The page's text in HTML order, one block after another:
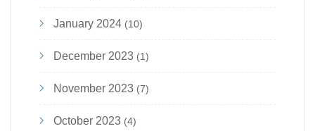
January 2024 (10)
December 2023 (1)
November 2023 (7)
October 2023 (4)